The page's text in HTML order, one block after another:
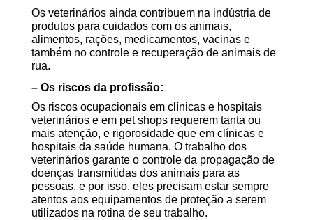
Os veterinários ainda contribuem na indústria de
produtos para cuidados com os animais,
alimentos, rações, medicamentos, vacinas e
também no controle e recuperação de animais de
rua.
– Os riscos da profissão:
Os riscos ocupacionais em clínicas e hospitais
veterinários e em pet shops requerem tanta ou
mais atenção, e rigorosidade que em clínicas e
hospitais da saúde humana. O trabalho dos
veterinários garante o controle da propagação de
doenças transmitidas dos animais para as
pessoas, e por isso, eles precisam estar sempre
atentos aos equipamentos de proteção a serem
utilizados na rotina de seu trabalho.